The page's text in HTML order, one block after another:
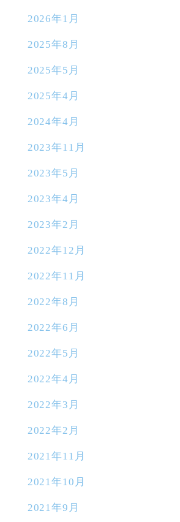
2026年1月
2025年8月
2025年5月
2025年4月
2024年4月
2023年11月
2023年5月
2023年4月
2023年2月
2022年12月
2022年11月
2022年8月
2022年6月
2022年5月
2022年4月
2022年3月
2022年2月
2021年11月
2021年10月
2021年9月